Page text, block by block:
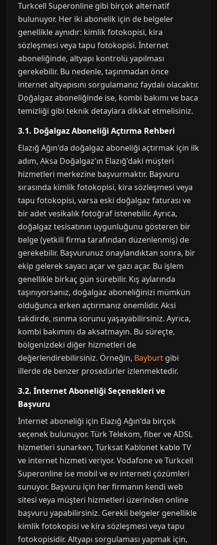
Turkcell Superonline gibi birçok alternatif
bulunuyor. Her iki abonelik için de belgeler
genellikle aynıdır: kimlik fotokopisi, kira
sözleşmesi veya tapu fotokopisi. İnternet
aboneliğinde, altyapı kontrolü yapılması
gerekebilir. Bu nedenle, taşınmadan önce
internet altyapısını sorgulamanız faydalı olacaktır.
Doğalgaz aboneliğinde ise, kombi bakımı ve baca
temizliği gibi teknik detaylara dikkat etmelisiniz.
3.1. Doğalgaz Aboneliği Açtırma Rehberi
Elazığ Ağın'da doğalgaz aboneliği açtırmak için ilk
adım, Aksa Doğalgaz'ın Elazığ'daki müşteri
hizmetleri merkezine başvurmaktır. Başvuru
sırasında kimlik fotokopisi, kira sözleşmesi veya
tapu fotokopisi, varsa eski doğalgaz faturası ve
bir adet vesikalık fotoğraf istenebilir. Ayrıca,
doğalgaz tesisatının uygunluğunu gösteren bir
belge (yetkili firma tarafından düzenlenmiş) de
gerekebilir. Başvurunuz onaylandıktan sonra, bir
ekip gelerek sayacı açar ve gazı açar. Bu işlem
genellikle birkaç gün sürebilir. Kış aylarında
taşınıyorsanız, doğalgaz aboneliğinizi mümkün
olduğunca erken açtırmanız önemlidir. Aksi
takdirde, ısınma sorunu yaşayabilirsiniz. Ayrıca,
kombi bakımını da aksatmayın. Bu süreçte,
bölgenizdeki diğer hizmetleri de
değerlendirebilirsiniz. Örneğin, Bayburt gibi
illerde de benzer prosedürler izlenmektedir.
3.2. İnternet Aboneliği Seçenekleri ve
Başvuru
İnternet aboneliği için Elazığ Ağın'da birçok
seçenek bulunuyor. Türk Telekom, fiber ve ADSL
hizmetleri sunarken, Türksat Kablonet kablo TV
ve internet hizmeti veriyor. Vodafone ve Turkcell
Superonline ise mobil ve ev interneti çözümleri
sunuyor. Başvuru için her firmanın kendi web
sitesi veya müşteri hizmetleri üzerinden online
başvuru yapabilirsiniz. Gerekli belgeler genellikle
kimlik fotokopisi ve kira sözleşmesi veya tapu
fotokopisidir. Altyapı sorgulaması yapmak için,